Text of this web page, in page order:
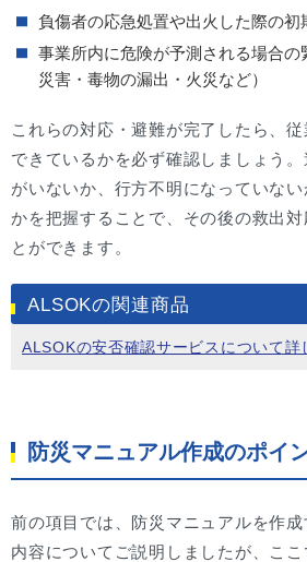
負傷者の応急処置や出火した際の初
事業所内に危険が予測される場合
災害・毒物の漏出・火災など）
これらの対応・避難が完了したら、
できているかを必ず確認しましょう
がいないか、行方不明になっていな
かを把握することで、その後の救出
とができます。
ALSOKの関連商品
ALSOKの安否確認サービスについて詳
防災マニュアル作成のポイ
前の項目では、防災マニュアルを作
内容についてご説明しましたが、こ